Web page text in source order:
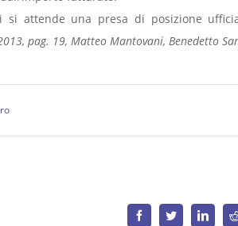
attende una presa di posizione
pag. 19, Matteo Mantovani, Benedetto
FacebookTwitter